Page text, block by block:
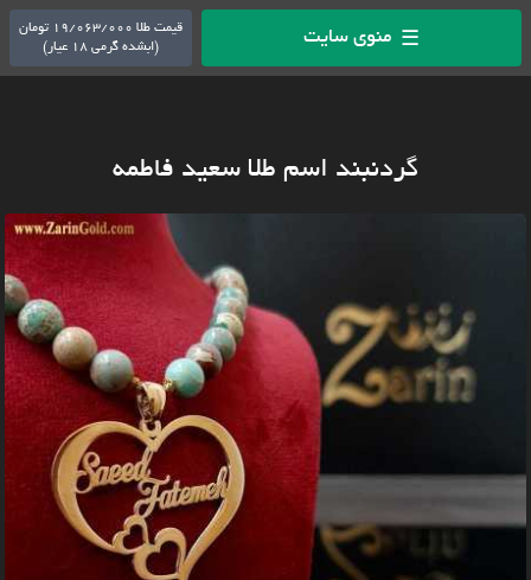
☰ منوی سایت
قیمت طلا 19/063/000 تومان
(ابشده گرمی 18 عیار)
گردنبند اسم طلا سعید فاطمه